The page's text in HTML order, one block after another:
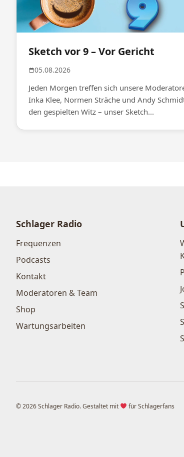
Sketch vor 9 – Vor Gericht
05.08.2026
Jeden Morgen treffen sich unsere
Inka Klee, Normen Sträche und Andy
den gespielten Witz – unser Sketch...
Schlager Radio
Frequenzen
Podcasts
Kontakt
Moderatoren & Team
Shop
Wartungsarbeiten
© 2026 Schlager Radio. Gestaltet mit für Schlagerfans